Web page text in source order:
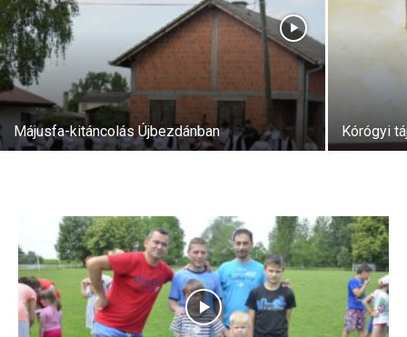
Májusfa-kitáncolás Újbezdánban Kórógyi